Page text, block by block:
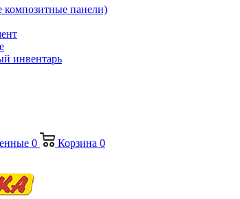
панели)
инвентарь
0 Корзина 0